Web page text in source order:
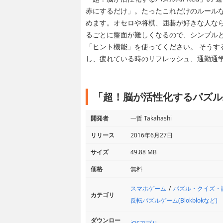
赤にするだけ」。たったこれだけのルール
めます。オセロや将棋、囲碁が好きな人な
るごとに盤面が難しくなるので、シンプ
「ヒント機能」を使ってください。 そう
し、疲れている時のリフレッシュ、通勤
「超！脳が活性化するパズ
開発者
一哲 Takahashi
リリース
2016年6月27日
サイズ
49.88 MB
価格
無料
カテゴリ
スマホゲーム
パズル・クイズ
反転パズルゲーム(Blokblokなど)
ダウンロー